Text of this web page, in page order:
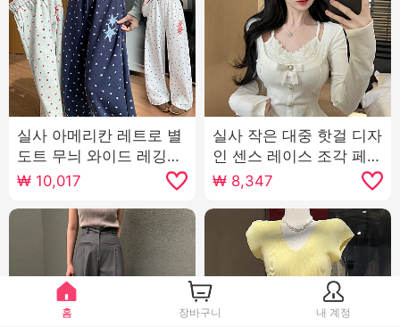
실사 아메리칸 레트로 별
도트 무늬 와이드 레깅스
바지 2026 가을 새로운
패션 루즈핏 슬림해 보이
는 캐주얼 바지
₩ 10,017
실사 작은 대중 핫걸 디자
인 센스 레이스 조각 페이
크 레이어드 프랑스식 나
비 매듭 몸매 가꾸기 긴팔
₩ 8,347
홈 장바구니 내 계정